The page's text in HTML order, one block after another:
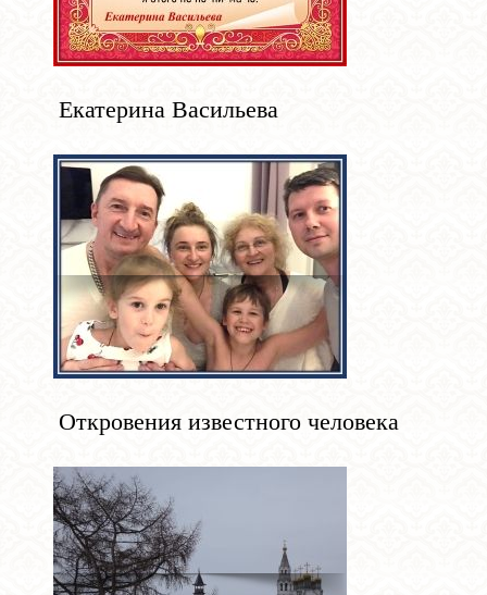
Екатерина Васильева
Откровения известного человека